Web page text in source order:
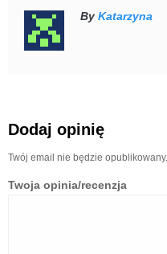
By Katarzyna
Dodaj opinię
Twój email nie będzie opublikowany.
Twoja opinia/recenzja